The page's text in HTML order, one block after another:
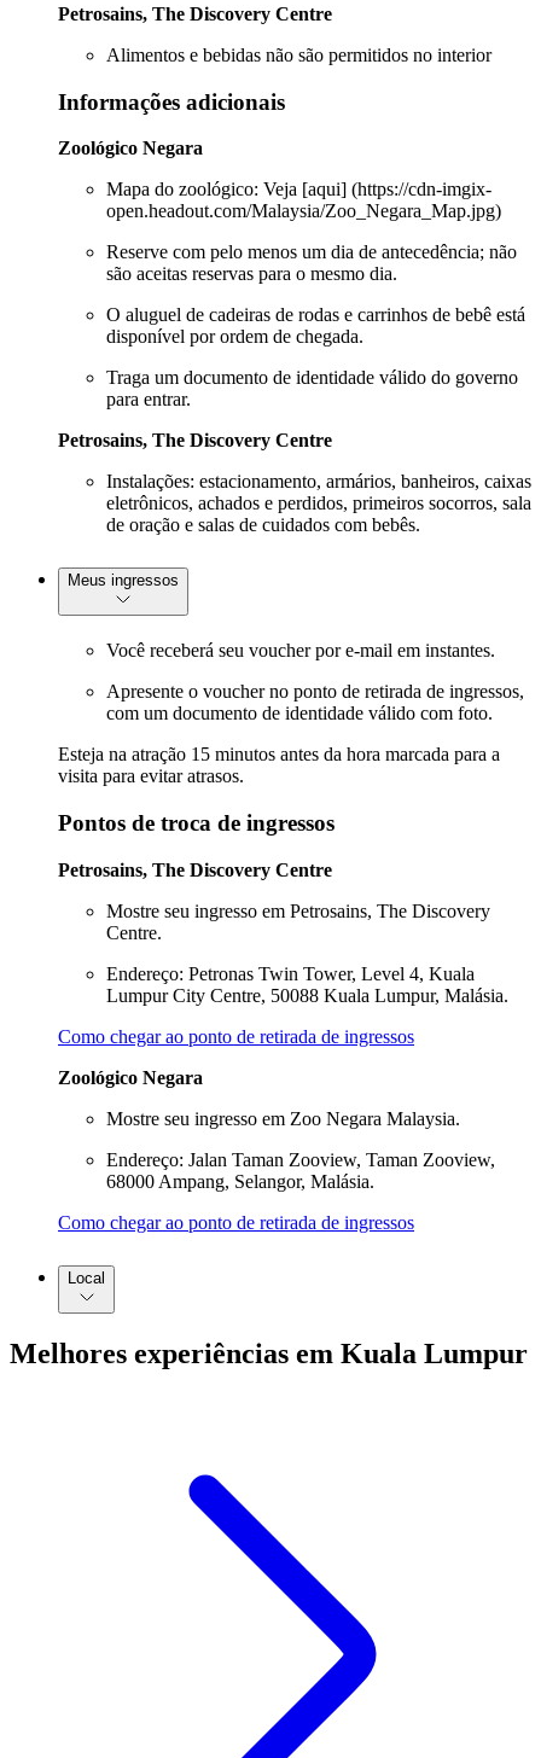
Petrosains, The Discovery Centre
Alimentos e bebidas não são permitidos no interior
Informações adicionais
Zoológico Negara
Mapa do zoológico: Veja [aqui] (https://cdn-imgix-
open.headout.com/Malaysia/Zoo_Negara_Map.jpg)
Reserve com pelo menos um dia de antecedência; não
são aceitas reservas para o mesmo dia.
O aluguel de cadeiras de rodas e carrinhos de bebê está
disponível por ordem de chegada.
Traga um documento de identidade válido do governo
para entrar.
Petrosains, The Discovery Centre
Instalações: estacionamento, armários, banheiros, caixas
eletrônicos, achados e perdidos, primeiros socorros, sala
de oração e salas de cuidados com bebês.
Meus ingressos
Você receberá seu voucher por e-mail em instantes.
Apresente o voucher no ponto de retirada de ingressos,
com um documento de identidade válido com foto.
Esteja na atração 15 minutos antes da hora marcada para a
visita para evitar atrasos.
Pontos de troca de ingressos
Petrosains, The Discovery Centre
Mostre seu ingresso em Petrosains, The Discovery
Centre.
Endereço: Petronas Twin Tower, Level 4, Kuala
Lumpur City Centre, 50088 Kuala Lumpur, Malásia.
Como chegar ao ponto de retirada de ingressos
Zoológico Negara
Mostre seu ingresso em Zoo Negara Malaysia.
Endereço: Jalan Taman Zooview, Taman Zooview,
68000 Ampang, Selangor, Malásia.
Como chegar ao ponto de retirada de ingressos
Local
Melhores experiências em Kuala Lumpur